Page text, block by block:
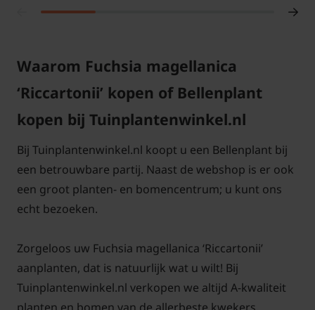
Fuchsia 'Riccartonii' staat graag in de volle zon tot
halfschaduw. De grond mag best wat droog zijn. Zet
de Fuchsia 'Riccartonii' zeker tussen andere vaste
planten in de border.
Moet de Fuchsia Riccartonii gesnoeid
worden?
In het vroege voorjaar net voordat de plant weer
afgestorven takken wegsnoeien. Omdat de
winterhardheid wat minder is, kunt u de plant in de
winter het beste een beetje afdekken met wat
Waarom Fuchsia magellanica
‘Riccartonii’ kopen of Bellenplant
kopen bij Tuinplantenwinkel.nl
Bij Tuinplantenwinkel.nl koopt u een Bellenplant bij
een betrouwbare partij. Naast de webshop is er ook
een groot planten- en bomencentrum; u kunt ons
echt bezoeken.
Zorgeloos uw Fuchsia magellanica ‘Riccartonii’
aanplanten, dat is natuurlijk wat u wilt! Bij
Tuinplantenwinkel.nl verkopen we altijd A-kwaliteit